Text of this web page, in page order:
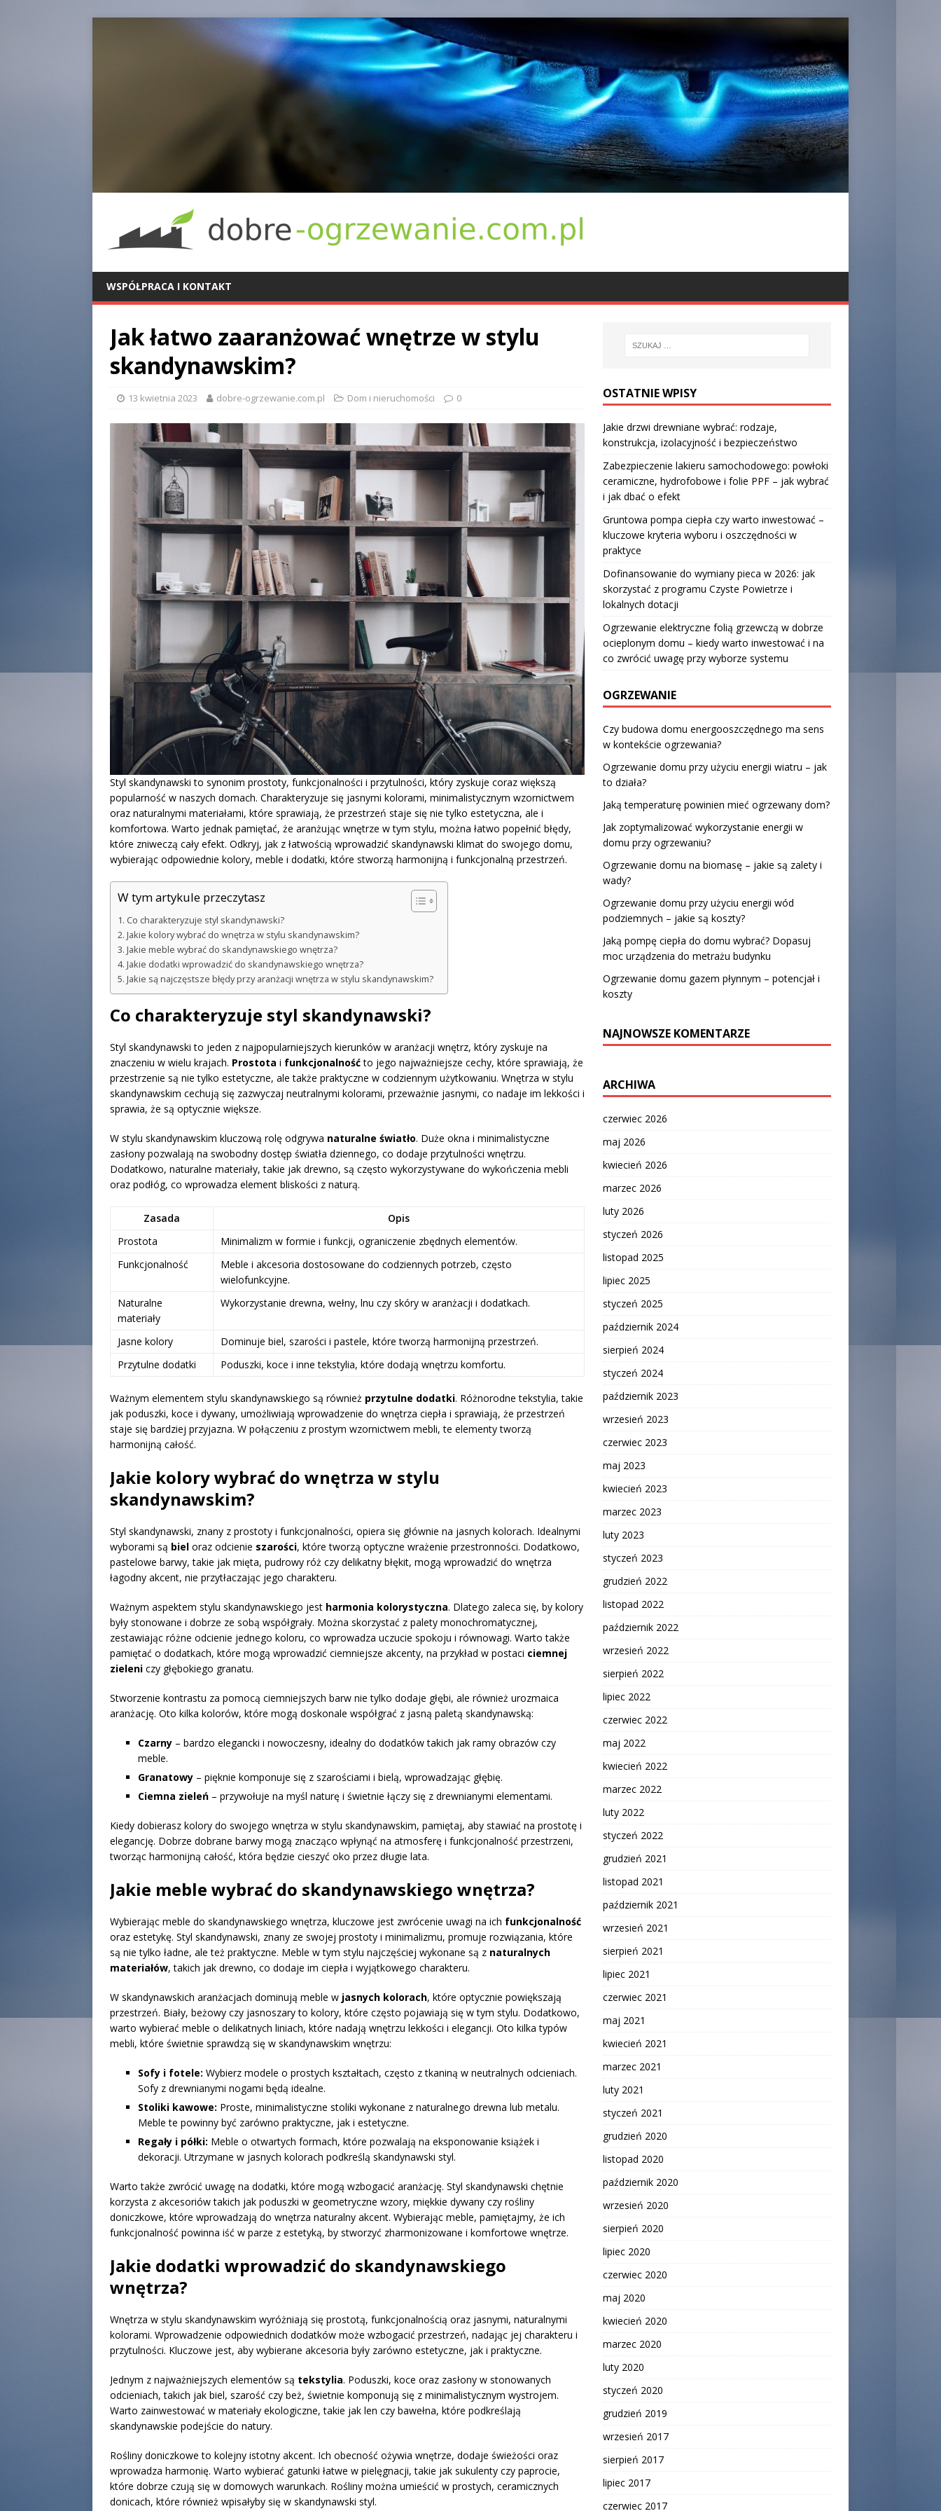
WSPÓŁPRACA I KONTAKT
Jak łatwo zaaranżować wnętrze w stylu
skandynawskim?
13 kwietnia 2023 dobre-ogrzewanie.com.pl Dom i nieruchomości 0
Styl skandynawski to synonim prostoty, funkcjonalności i przytulności, który zyskuje coraz większą
popularność w naszych domach. Charakteryzuje się jasnymi kolorami, minimalistycznym wzornictwem
oraz naturalnymi materiałami, które sprawiają, że przestrzeń staje się nie tylko estetyczna, ale i
komfortowa. Warto jednak pamiętać, że aranżując wnętrze w tym stylu, można łatwo popełnić błędy,
które zniweczą cały efekt. Odkryj, jak z łatwością wprowadzić skandynawski klimat do swojego domu,
wybierając odpowiednie kolory, meble i dodatki, które stworzą harmonijną i funkcjonalną przestrzeń.
W tym artykule przeczytasz
Co charakteryzuje styl skandynawski?
Jakie kolory wybrać do wnętrza w stylu skandynawskim?
Jakie meble wybrać do skandynawskiego wnętrza?
Jakie dodatki wprowadzić do skandynawskiego wnętrza?
Jakie są najczęstsze błędy przy aranżacji wnętrza w stylu skandynawskim?
Co charakteryzuje styl skandynawski?
Styl skandynawski to jeden z najpopularniejszych kierunków w aranżacji wnętrz, który zyskuje na
znaczeniu w wielu krajach. Prostota i funkcjonalnośćto jego najważniejsze cechy, które sprawiają, że
przestrzenie są nie tylko estetyczne, ale także praktyczne w codziennym użytkowaniu. Wnętrza w stylu
skandynawskim cechują się zazwyczaj neutralnymi kolorami, przeważnie jasnymi, co nadaje im lekkości i
sprawia, że są optycznie większe.
W stylu skandynawskim kluczową rolę odgrywa naturalne światło. Duże okna i minimalistyczne
zasłony pozwalają na swobodny dostęp światła dziennego, co dodaje przytulności wnętrzu.
Dodatkowo, naturalne materiały, takie jak drewno, są często wykorzystywane do wykończenia mebli
oraz podłóg, co wprowadza element bliskości z naturą.
Zasada
Opis
Prostota
Minimalizm w formie i funkcji, ograniczenie zbędnych elementów.
Funkcjonalność
Meble i akcesoria dostosowane do codziennych potrzeb, często
wielofunkcyjne.
Naturalne
materiały
Wykorzystanie drewna, wełny, lnu czy skóry w aranżacji i dodatkach.
Jasne kolory
Dominuje biel, szarości i pastele, które tworzą harmonijną przestrzeń.
Przytulne dodatki
Poduszki, koce i inne tekstylia, które dodają wnętrzu komfortu.
Ważnym elementem stylu skandynawskiego są również przytulne dodatki. Różnorodne tekstylia, takie
jak poduszki, koce i dywany, umożliwiają wprowadzenie do wnętrza ciepła i sprawiają, że przestrzeń
staje się bardziej przyjazna. W połączeniu z prostym wzornictwem mebli, te elementy tworzą
harmonijną całość.
Jakie kolory wybrać do wnętrza w stylu
skandynawskim?
Styl skandynawski, znany z prostoty i funkcjonalności, opiera się głównie na jasnych kolorach. Idealnymi
wyborami są biel oraz odcienie szarości, które tworzą optyczne wrażenie przestronności. Dodatkowo,
pastelowe barwy, takie jak mięta, pudrowy róż czy delikatny błękit, mogą wprowadzić do wnętrza
łagodny akcent, nie przytłaczając jego charakteru.
Ważnym aspektem stylu skandynawskiego jest harmonia kolorystyczna. Dlatego zaleca się, by kolory
były stonowane i dobrze ze sobą współgrały. Można skorzystać z palety monochromatycznej,
zestawiając różne odcienie jednego koloru, co wprowadza uczucie spokoju i równowagi. Warto także
pamiętać o dodatkach, które mogą wprowadzić ciemniejsze akcenty, na przykład w postaci ciemnej
zieleni czy głębokiego granatu.
Stworzenie kontrastu za pomocą ciemniejszych barw nie tylko dodaje głębi, ale również urozmaica
aranżację. Oto kilka kolorów, które mogą doskonale współgrać z jasną paletą skandynawską:
Czarny – bardzo elegancki i nowoczesny, idealny do dodatków takich jak ramy obrazów czy
meble.
Granatowy – pięknie komponuje się z szarościami i bielą, wprowadzając głębię.
Ciemna zieleń – przywołuje na myśl naturę i świetnie łączy się z drewnianymi elementami.
Kiedy dobierasz kolory do swojego wnętrza w stylu skandynawskim, pamiętaj, aby stawiać na prostotę i
elegancję. Dobrze dobrane barwy mogą znacząco wpłynąć na atmosferę i funkcjonalność przestrzeni,
tworząc harmonijną całość, która będzie cieszyć oko przez długie lata.
Jakie meble wybrać do skandynawskiego wnętrza?
Wybierając meble do skandynawskiego wnętrza, kluczowe jest zwrócenie uwagi na ich funkcjonalność
oraz estetykę. Styl skandynawski, znany ze swojej prostoty i minimalizmu, promuje rozwiązania, które
są nie tylko ładne, ale też praktyczne. Meble w tym stylu najczęściej wykonane są z naturalnych
materiałów, takich jak drewno, co dodaje im ciepła i wyjątkowego charakteru.
W skandynawskich aranżacjach dominują meble w jasnych kolorach, które optycznie powiększają
przestrzeń. Biały, beżowy czy jasnoszary to kolory, które często pojawiają się w tym stylu. Dodatkowo,
warto wybierać meble o delikatnych liniach, które nadają wnętrzu lekkości i elegancji. Oto kilka typów
mebli, które świetnie sprawdzą się w skandynawskim wnętrzu:
Sofy i fotele: Wybierz modele o prostych kształtach, często z tkaniną w neutralnych odcieniach.
Sofy z drewnianymi nogami będą idealne.
Stoliki kawowe: Proste, minimalistyczne stoliki wykonane z naturalnego drewna lub metalu.
Meble te powinny być zarówno praktyczne, jak i estetyczne.
Regały i półki: Meble o otwartych formach, które pozwalają na eksponowanie książek i
dekoracji. Utrzymane w jasnych kolorach podkreślą skandynawski styl.
Warto także zwrócić uwagę na dodatki, które mogą wzbogacić aranżację. Styl skandynawski chętnie
korzysta z akcesoriów takich jak poduszki w geometryczne wzory, miękkie dywany czy rośliny
doniczkowe, które wprowadzają do wnętrza naturalny akcent. Wybierając meble, pamiętajmy, że ich
funkcjonalność powinna iść w parze z estetyką, by stworzyć zharmonizowane i komfortowe wnętrze.
Jakie dodatki wprowadzić do skandynawskiego
wnętrza?
Wnętrza w stylu skandynawskim wyróżniają się prostotą, funkcjonalnością oraz jasnymi, naturalnymi
kolorami. Wprowadzenie odpowiednich dodatków może wzbogacić przestrzeń, nadając jej charakteru i
przytulności. Kluczowe jest, aby wybierane akcesoria były zarówno estetyczne, jak i praktyczne.
Jednym z najważniejszych elementów są tekstylia. Poduszki, koce oraz zasłony w stonowanych
odcieniach, takich jak biel, szarość czy beż, świetnie komponują się z minimalistycznym wystrojem.
Warto zainwestować w materiały ekologiczne, takie jak len czy bawełna, które podkreślają
skandynawskie podejście do natury.
Rośliny doniczkowe to kolejny istotny akcent. Ich obecność ożywia wnętrze, dodaje świeżości oraz
wprowadza harmonię. Warto wybierać gatunki łatwe w pielęgnacji, takie jak sukulenty czy paprocie,
które dobrze czują się w domowych warunkach. Rośliny można umieścić w prostych, ceramicznych
donicach, które również wpisałyby się w skandynawski styl.
OSTATNIE WPISY
Jakie drzwi drewniane wybrać: rodzaje,
konstrukcja, izolacyjność i bezpieczeństwo
Zabezpieczenie lakieru samochodowego: powłoki
ceramiczne, hydrofobowe i folie PPF – jak wybrać
i jak dbać o efekt
Gruntowa pompa ciepła czy warto inwestować –
kluczowe kryteria wyboru i oszczędności w
praktyce
Dofinansowanie do wymiany pieca w 2026: jak
skorzystać z programu Czyste Powietrze i
lokalnych dotacji
Ogrzewanie elektryczne folią grzewczą w dobrze
ocieplonym domu – kiedy warto inwestować i na
co zwrócić uwagę przy wyborze systemu
OGRZEWANIE
Czy budowa domu energooszczędnego ma sens
w kontekście ogrzewania?
Ogrzewanie domu przy użyciu energii wiatru – jak
to działa?
Jaką temperaturę powinien mieć ogrzewany dom?
Jak zoptymalizować wykorzystanie energii w
domu przy ogrzewaniu?
Ogrzewanie domu na biomasę – jakie są zalety i
wady?
Ogrzewanie domu przy użyciu energii wód
podziemnych – jakie są koszty?
Jaką pompę ciepła do domu wybrać? Dopasuj
moc urządzenia do metrażu budynku
Ogrzewanie domu gazem płynnym – potencjał i
koszty
NAJNOWSZE KOMENTARZE
ARCHIWA
czerwiec 2026
maj 2026
kwiecień 2026
marzec 2026
luty 2026
styczeń 2026
listopad 2025
lipiec 2025
styczeń 2025
październik 2024
sierpień 2024
styczeń 2024
październik 2023
wrzesień 2023
czerwiec 2023
maj 2023
kwiecień 2023
marzec 2023
luty 2023
styczeń 2023
grudzień 2022
listopad 2022
październik 2022
wrzesień 2022
sierpień 2022
lipiec 2022
czerwiec 2022
maj 2022
kwiecień 2022
marzec 2022
luty 2022
styczeń 2022
grudzień 2021
listopad 2021
październik 2021
wrzesień 2021
sierpień 2021
lipiec 2021
czerwiec 2021
maj 2021
kwiecień 2021
marzec 2021
luty 2021
styczeń 2021
grudzień 2020
listopad 2020
październik 2020
wrzesień 2020
sierpień 2020
lipiec 2020
czerwiec 2020
maj 2020
kwiecień 2020
marzec 2020
luty 2020
styczeń 2020
grudzień 2019
wrzesień 2017
sierpień 2017
lipiec 2017
czerwiec 2017